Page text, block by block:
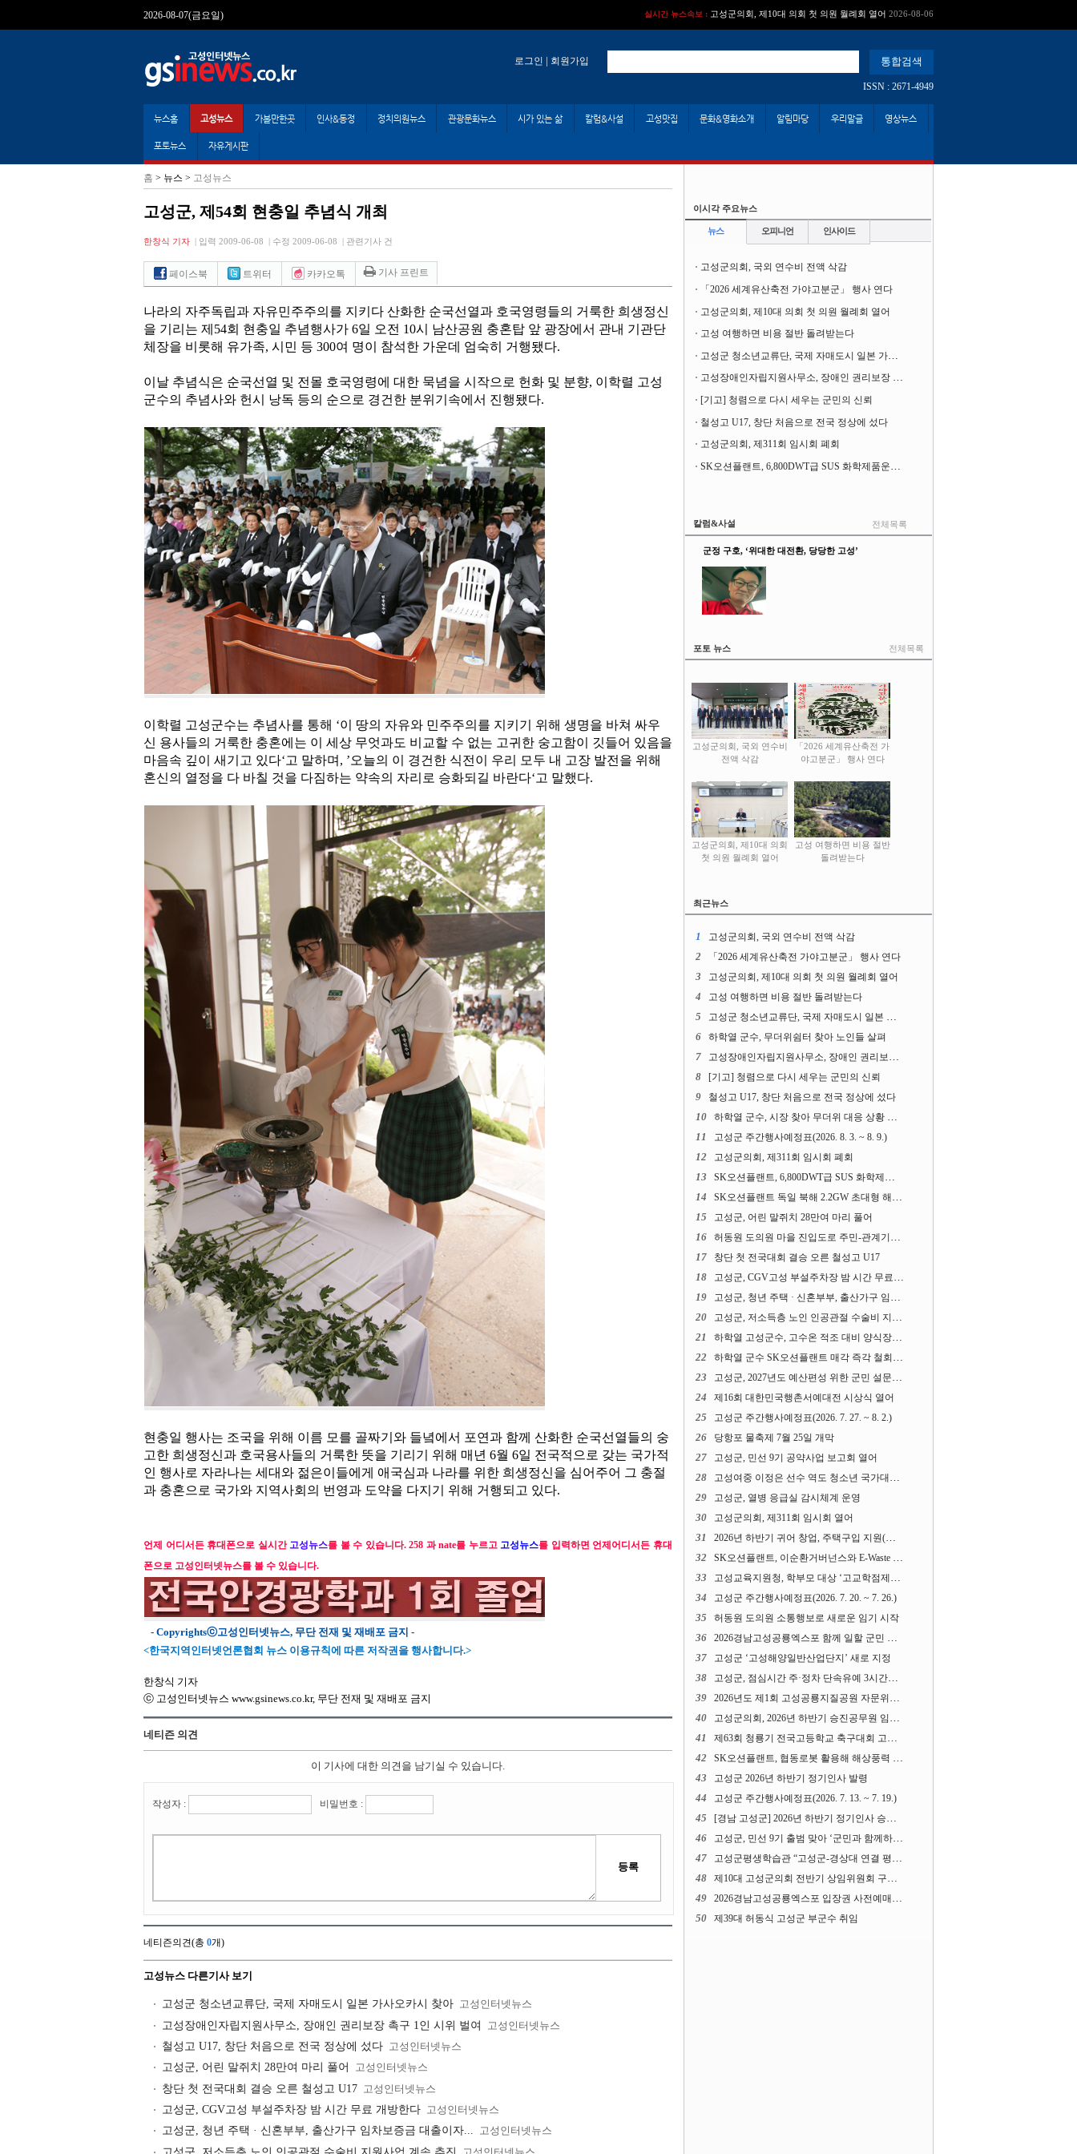
2026-08-07(금요일) 실시간 뉴스속보 : 고성군의회, 제10대 의회 첫 의원 월례회 열어 2026-08-06
로그인 | 회원가입
ISSN : 2671-4949
뉴스홈 고성뉴스 가볼만한곳 인사&동정 정치의원뉴스 관광문화뉴스 시가 있는 삶 칼럼&사설 고성맛집 문화&영화소개 알림마당 우리말글 영상뉴스
포토뉴스 자유게시판
홈 > 뉴스 > 고성뉴스
고성군, 제54회 현충일 추념식 개최
한창식 기자 입력 2009-06-08 수정 2009-06-08 관련기사 건
페이스북 트위터 카카오톡 기사 프린트
나라의 자주독립과 자유민주주의를 지키다 산화한 순국선열과 호국영령들의 거룩한 희생정신
을 기리는 제54회 현충일 추념행사가 6일 오전 10시 남산공원 충혼탑 앞 광장에서 관내 기관단
체장을 비롯해 유가족, 시민 등 300여 명이 참석한 가운데 엄숙히 거행됐다.
이날 추념식은 순국선열 및 전몰 호국영령에 대한 묵념을 시작으로 헌화 및 분향, 이학렬 고성
군수의 추념사와 헌시 낭독 등의 순으로 경건한 분위기속에서 진행됐다.
이학렬 고성군수는 추념사를 통해 ‘이 땅의 자유와 민주주의를 지키기 위해 생명을 바쳐 싸우
신 용사들의 거룩한 충혼에는 이 세상 무엇과도 비교할 수 없는 고귀한 숭고함이 깃들어 있음을
마음속 깊이 새기고 있다‘고 말하며, ’오늘의 이 경건한 식전이 우리 모두 내 고장 발전을 위해
혼신의 열정을 다 바칠 것을 다짐하는 약속의 자리로 승화되길 바란다‘고 말했다.
현충일 행사는 조국을 위해 이름 모를 골짜기와 들녘에서 포연과 함께 산화한 순국선열들의 숭
고한 희생정신과 호국용사들의 거룩한 뜻을 기리기 위해 매년 6월 6일 전국적으로 갖는 국가적
인 행사로 자라나는 세대와 젊은이들에게 애국심과 나라를 위한 희생정신을 심어주어 그 충절
과 충혼으로 국가와 지역사회의 번영과 도약을 다지기 위해 거행되고 있다.
언제 어디서든 휴대폰으로 실시간고성뉴스를 볼 수 있습니다. 258 과 nate를 누르고고성뉴스를 입력하면 언제어디서든 휴대
폰으로 고성인터넷뉴스를 볼 수 있습니다.
- Copyrightsⓒ고성인터넷뉴스, 무단 전재 및 재배포 금지 -
<한국지역인터넷언론협회 뉴스 이용규칙에 따른 저작권을 행사합니다.>
한창식 기자
ⓒ 고성인터넷뉴스 www.gsinews.co.kr, 무단 전재 및 재배포 금지
네티즌 의견
이 기사에 대한 의견을 남기실 수 있습니다.
작성자 : 비밀번호 :
네티즌의견(총 0개)
고성뉴스 다른기사 보기
고성군 청소년교류단, 국제 자매도시 일본 가사오카시 찾아 고성인터넷뉴스
고성장애인자립지원사무소, 장애인 권리보장 촉구 1인 시위 벌여
고성인터넷뉴스
철성고 U17, 창단 처음으로 전국 정상에 섰다 고성인터넷뉴스
고성군, 어린 말쥐치 28만여 마리 풀어
고성인터넷뉴스
창단 첫 전국대회 결승 오른 철성고 U17 고성인터넷뉴스
고성군, CGV고성 부설주차장 밤 시간 무료 개방한다 고성인터넷뉴스
고성군, 청년 주택 · 신혼부부, 출산가구 임차보증금 대출이자... 고성인터넷뉴스
이시각 주요뉴스
뉴스 오피니언 인사이드
고성군의회, 국외 연수비 전액 삭감
「2026 세계유산축전 가야고분군」 행사 연다
고성군의회, 제10대 의회 첫 의원 월례회 열어
고성 여행하면 비용 절반 돌려받는다
고성장애인자립지원사무소, 장애인 권리보장 촉구 1인 시위 벌여
[기고] 청렴으로 다시 세우는 군민의 신뢰
철성고 U17, 창단 처음으로 전국 정상에 섰다
고성군의회, 제311회 임시회 폐회
SK오션플랜트, 6,800DWT급 SUS 화학제품운반선 2척 수주
칼럼&사설 전체목록
군정 구호, ‘위대한 대전환, 당당한 고성’
포토 뉴스 전체목록
고성군의회, 국외 연수비
전액 삭감
「2026 세계유산축전 가
야고분군」 행사 연다
고성군의회, 제10대 의회
첫 의원 월례회 열어
고성 여행하면 비용 절반
돌려받는다
최근뉴스
1 고성군의회, 국외 연수비 전액 삭감
2 「2026 세계유산축전 가야고분군」 행사 연다
3 고성군의회, 제10대 의회 첫 의원 월례회 열어
4 고성 여행하면 비용 절반 돌려받는다
5 고성군 청소년교류단, 국제 자매도시 일본 가사오카시 찾아
6 하학열 군수, 무더위쉼터 찾아 노인들 살펴
7 고성장애인자립지원사무소, 장애인 권리보장 촉구 1인 시위 벌여
8 [기고] 청렴으로 다시 세우는 군민의 신뢰
9 철성고 U17, 창단 처음으로 전국 정상에 섰다
10 하학열 군수, 시장 찾아 무더위 대응 상황 살펴
11 고성군 주간행사예정표(2026. 8. 3. ~ 8. 9.)
12 고성군의회, 제311회 임시회 폐회
13 SK오션플랜트, 6,800DWT급 SUS 화학제품운반선 2척 수주
14 SK오션플랜트 독일 북해 2.2GW 초대형 해상변전소 하부구조물 수주
15 고성군, 어린 말쥐치 28만여 마리 풀어
16 허동원 도의원 마을 진입도로 주민-관계기관과 함께 간담회 열어
17 창단 첫 전국대회 결승 오른 철성고 U17
18 고성군, CGV고성 부설주차장 밤 시간 무료 개방한다
19 고성군, 청년 주택 · 신혼부부, 출산가구 임차보증금 대출이자 지원사업 시행
20 고성군, 저소득층 노인 인공관절 수술비 지원사업 계속 추진
21 하학열 고성군수, 고수온 적조 대비 양식장 현장점검
22 하학열 군수 SK오션플랜트 매각 즉각 철회 촉구 기자회견 열어
23 고성군, 2027년도 예산편성 위한 군민 설문조사 실시
24 제16회 대한민국행촌서예대전 시상식 열어
25 고성군 주간행사예정표(2026. 7. 27. ~ 8. 2.)
26 당항포 물축제 7월 25일 개막
27 고성군, 민선 9기 공약사업 보고회 열어
28 고성여중 이정은 선수 역도 청소년 국가대표에 뽑혀
29 고성군, 열병 응급실 감시체계 운영
30 고성군의회, 제311회 임시회 열어
31 2026년 하반기 귀어 창업, 주택구입 지원(융자) 사업대상자 모집
32 SK오션플랜트, 이순환거버넌스와 E-Waste Zero 업무협약
33 고성교육지원청, 학부모 대상 ‘고교학점제와 대입제도 설명회’ 열어
34 고성군 주간행사예정표(2026. 7. 20. ~ 7. 26.)
35 허동원 도의원 소통행보로 새로운 임기 시작
36 2026경남고성공룡엑스포 함께 일할 군민 모집
37 고성군 ‘고성해양일반산업단지’ 새로 지정
38 고성군, 점심시간 주·정차 단속유예 3시간으로 확대
39 2026년도 제1회 고성공룡지질공원 자문위원회 열어
40 고성군의회, 2026년 하반기 승진공무원 임용장 수여
41 제63회 청룡기 전국고등학교 축구대회 고성서 열린다
42 SK오션플랜트, 협동로봇 활용해 해상풍력 생산 혁신 속도 낸다
43 고성군 2026년 하반기 정기인사 발령
44 고성군 주간행사예정표(2026. 7. 13. ~ 7. 19.)
45 [경남 고성군] 2026년 하반기 정기인사 승진심사 결과
46 고성군, 민선 9기 출범 맞아 ‘군민과 함께하는 대전환 소통간담회’ 열어
47 고성군평생학습관 “고성군-경상대 연결 평생교육” 운영
48 제10대 고성군의회 전반기 상임위원회 구성 완료
49 2026경남고성공룡엑스포 입장권 사전예매 시작
50 제39대 허동식 고성군 부군수 취임